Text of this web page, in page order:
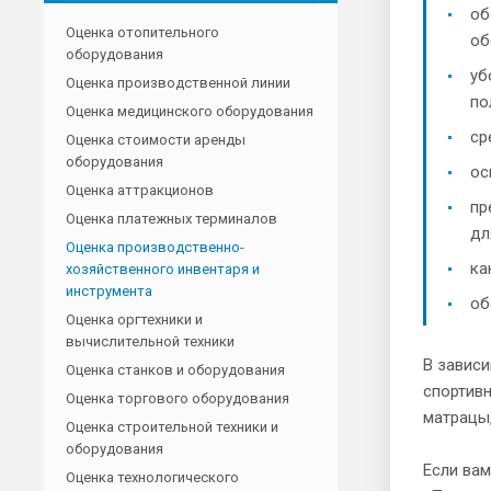
В
Если
Оценка отопительного
оборудования
Оценка производственной линии
Оценка медицинского оборудования
Оценка стоимости аренды
оборудования
Оценка аттракционов
Оценка платежных терминалов
Оценка производственно-
хозяйственного инвентаря и
инструмента
Оценка оргтехники и
вычислительной техники
Оценка станков и оборудования
Оценка торгового оборудования
Оценка строительной техники и
оборудования
Оценка технологического